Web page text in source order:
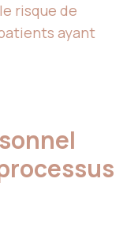
risque de
ayant